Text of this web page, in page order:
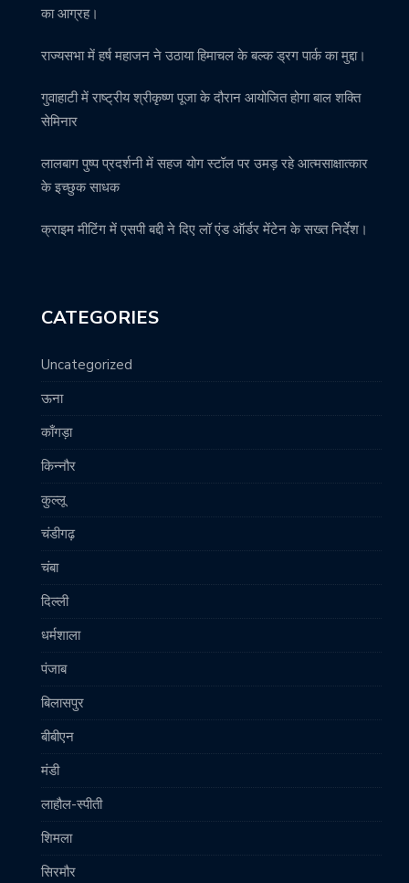
का आग्रह।
राज्यसभा में हर्ष महाजन ने उठाया हिमाचल के बल्क ड्रग पार्क का मुद्दा।
गुवाहाटी में राष्ट्रीय श्रीकृष्ण पूजा के दौरान आयोजित होगा बाल शक्ति
सेमिनार
लालबाग पुष्प प्रदर्शनी में सहज योग स्टॉल पर उमड़ रहे आत्मसाक्षात्कार
के इच्छुक साधक
क्राइम मीटिंग में एसपी बद्दी ने दिए लॉ एंड ऑर्डर मेंटेन के सख्त निर्देश।
CATEGORIES
Uncategorized
ऊना
काँगड़ा
किन्नौर
कुल्लू
चंडीगढ़
चंबा
दिल्ली
धर्मशाला
पंजाब
बिलासपुर
बीबीएन
मंडी
लाहौल-स्पीती
शिमला
सिरमौर